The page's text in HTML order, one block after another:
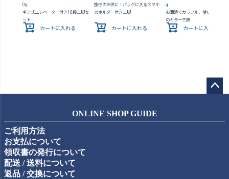
0g
ギア式エレベーター付き10段三脚セ
ット
カートに入れる
旅行のお供に！バッグに入るスマホ
のホルダー付き三脚
カートに入れる
g
お洒落でカラフル、使いやすさ抜
のカラー三脚
カートに入れる
ップ
ONLINE SHOP GUIDE
ご利用方法
お支払について
領収書の発行について
配送 / 送料について
返品 / 交換について